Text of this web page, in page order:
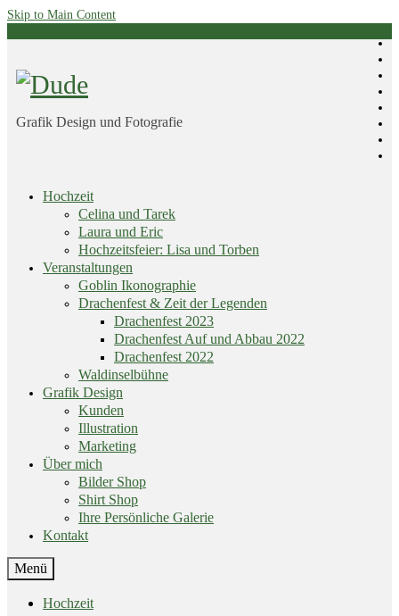
Skip to Main Content
Grafik Design und Fotografie
Hochzeit
Celina und Tarek
Laura und Eric
Hochzeitsfeier: Lisa und Torben
Veranstaltungen
Goblin Ikonographie
Drachenfest & Zeit der Legenden
Drachenfest 2023
Drachenfest Auf und Abbau 2022
Drachenfest 2022
Waldinselbühne
Grafik Design
Kunden
Illustration
Marketing
Über mich
Bilder Shop
Shirt Shop
Ihre Persönliche Galerie
Kontakt
End
of
Menü
Skip
Hochzeit